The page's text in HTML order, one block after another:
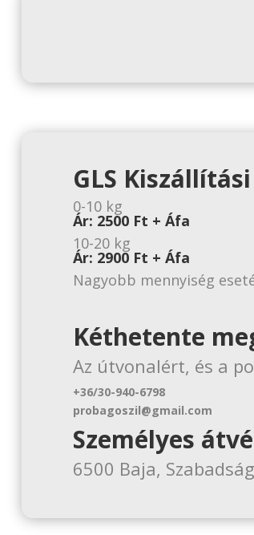
GLS
0-10 kg
Ár: 2500 Ft + Áfa
10-20 kg
Ár: 2900 Ft + Áfa
Nagyobb mennyiség
Kéthetente
Az útvonalért, és a
+36/30-940-6798
probagoszil@gmail.com
Személyes
6500 Baja,